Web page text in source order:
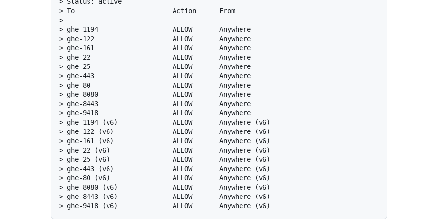
> Status: active
> To                         Action      From
>
--                         ------      ----
> ghe-1194                   ALLOW       Anywhere
> ghe-122                    ALLOW       Anywhere
> ghe-161                    ALLOW       Anywhere
> ghe-22                     ALLOW       Anywhere
> ghe-25                     ALLOW       Anywhere
> ghe-443                    ALLOW       Anywhere
> ghe-80                     ALLOW       Anywhere
> ghe-8080                   ALLOW       Anywhere
> ghe-8443                   ALLOW       Anywhere
> ghe-9418                   ALLOW       Anywhere
> ghe-1194 (v6)              ALLOW       Anywhere (v6)
> ghe-122 (v6)               ALLOW       Anywhere (v6)
> ghe-161 (v6)               ALLOW       Anywhere (v6)
> ghe-22 (v6)                ALLOW       Anywhere (v6)
> ghe-25 (v6)                ALLOW       Anywhere (v6)
> ghe-443 (v6)               ALLOW       Anywhere (v6)
> ghe-80 (v6)                ALLOW       Anywhere (v6)
> ghe-8080 (v6)              ALLOW       Anywhere (v6)
> ghe-8443 (v6)              ALLOW       Anywhere (v6)
> ghe-9418 (v6)              ALLOW       Anywhere (v6)